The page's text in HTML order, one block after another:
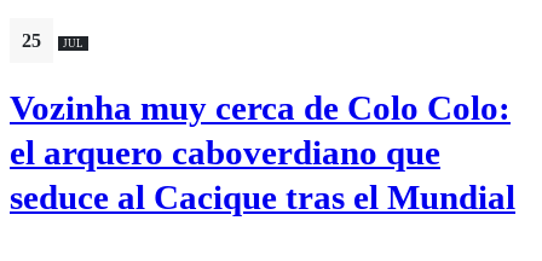
25 JUL
Vozinha muy cerca de Colo Colo:
el arquero caboverdiano que
seduce al Cacique tras el Mundial